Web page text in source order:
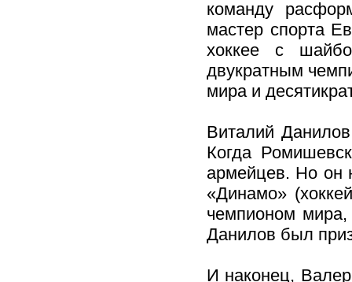
команду
мастер спорта
хоккее с
двукратным
мира и
Виталий
Когда
армейцев. Но он
«Динамо»
чемпионом
Данилов был
И наконец,